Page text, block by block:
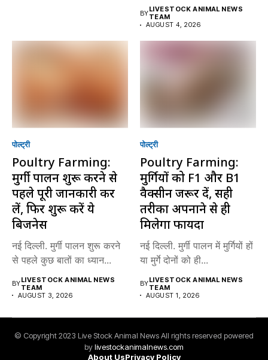
BYLIVESTOCK ANIMAL NEWS
TEAM
AUGUST 4, 2026
पोल्ट्री
Poultry Farming:
मुर्गी पालन शुरू करने से
पहले पूरी जानकारी कर
लें, फिर शुरू करें ये
बिजनेस
नई दिल्ली. मुर्गी पालन शुरू करने
से पहले कुछ बातों का ध्यान...
BYLIVESTOCK ANIMAL NEWS
TEAM
AUGUST 3, 2026
पोल्ट्री
Poultry Farming:
मुर्गियों को F1 और B1
वैक्सीन जरूर दें, सही
तरीका अपनाने से ही
मिलेगा फायदा
नई दिल्ली. मुर्गी पालन में मुर्गियों हों
या मुर्गे दोनों को ही...
BYLIVESTOCK ANIMAL NEWS
TEAM
AUGUST 1, 2026
© Copyright 2023 Live Stock Animal News All rights reserved powered
bylivestockanimalnews.com
About UsPrivacy Policy